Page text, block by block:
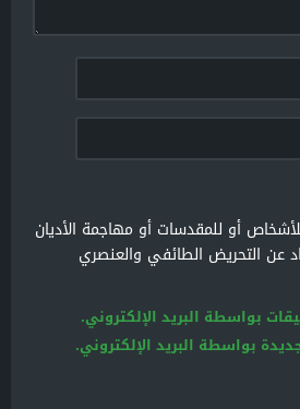
أو للمقدسات أو مهاجمة الأديان
عن التحريض الطائفي والعنصري
بواسطة البريد الإلكتروني.
بواسطة البريد الإلكتروني.